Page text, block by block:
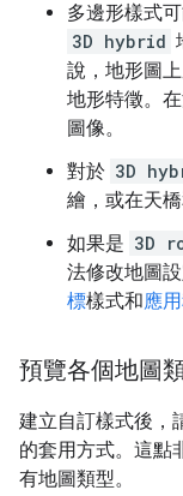
多邊形樣式
3D hybrid
說，地形圖
地形特徵。
圖像。
對於 3D
繪，或在天
如果是 3D
法修改地圖
標樣式和應
預覽各個地圖
建立自訂樣式後，
的套用方式。這點
有地圖類型。